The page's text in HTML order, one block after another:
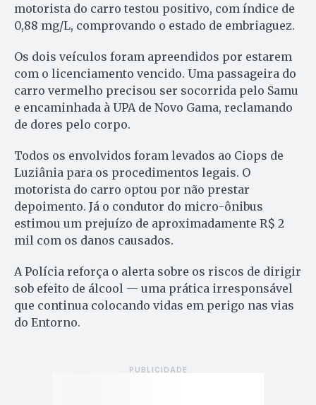
motorista do carro testou positivo, com índice de
0,88 mg/L, comprovando o estado de embriaguez.
Os dois veículos foram apreendidos por estarem
com o licenciamento vencido. Uma passageira do
carro vermelho precisou ser socorrida pelo Samu
e encaminhada à UPA de Novo Gama, reclamando
de dores pelo corpo.
Todos os envolvidos foram levados ao Ciops de
Luziânia para os procedimentos legais. O
motorista do carro optou por não prestar
depoimento. Já o condutor do micro-ônibus
estimou um prejuízo de aproximadamente R$ 2
mil com os danos causados.
A Polícia reforça o alerta sobre os riscos de dirigir
sob efeito de álcool — uma prática irresponsável
que continua colocando vidas em perigo nas vias
do Entorno.